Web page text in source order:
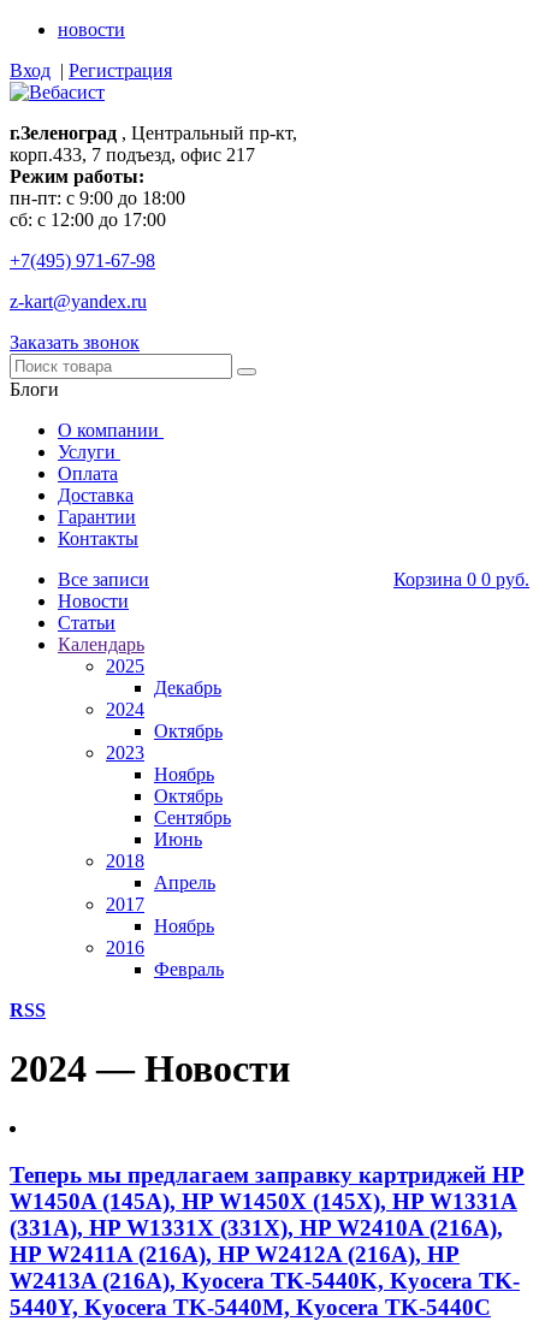
новости
Вход | Регистрация
г.Зеленоград , Центральный пр-кт,
корп.433, 7 подъезд, офис 217
Режим работы:
пн-пт: с 9:00 до 18:00
сб: с 12:00 до 17:00
+7(495) 971-67-98
z-kart@yandex.ru
Заказать звонок
Блоги
О компании
Услуги
Оплата
Доставка
Гарантии
Контакты
Корзина 0 0 руб.
Все записи
Новости
Статьи
Календарь
2025
Декабрь
2024
Октябрь
2023
Ноябрь
Октябрь
Сентябрь
Июнь
2018
Апрель
2017
Ноябрь
2016
Февраль
RSS
2024 — Новости
Теперь мы предлагаем заправку картриджей HP
W1450A (145A), HP W1450X (145X), HP W1331A
(331A), HP W1331X (331X), HP W2410A (216A),
HP W2411A (216A), HP W2412A (216A), HP
W2413A (216A), Kyocera TK-5440K, Kyocera TK-
5440Y, Kyocera TK-5440M, Kyocera TK-5440C